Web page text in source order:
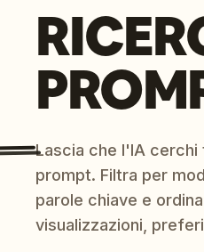
Lascia che l'IA cerchi
prompt. Filtra per
parole chiave e
visualizzazioni,